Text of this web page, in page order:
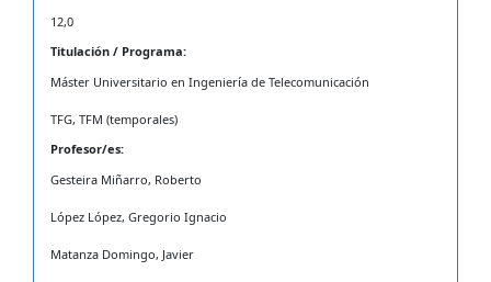
12,0
Titulación / Programa:
Máster Universitario en Ingeniería de Telecomunicación
TFG, TFM (temporales)
Profesor/es:
Gesteira Miñarro, Roberto
López López, Gregorio Ignacio
Matanza Domingo, Javier